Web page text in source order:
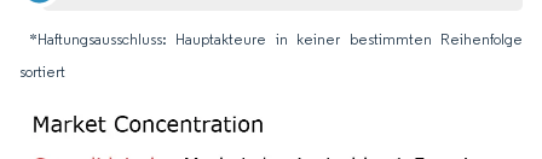
*Haftungsausschluss: Hauptakteure in keiner bestimmten Reihenfolge
sortiert